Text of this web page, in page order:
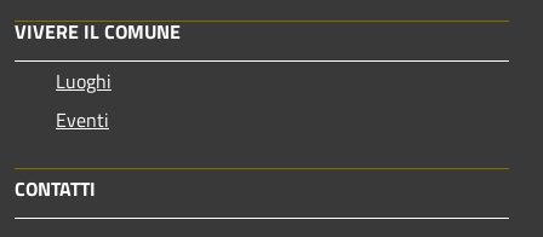
VIVERE IL COMUNE
Luoghi
Eventi
CONTATTI